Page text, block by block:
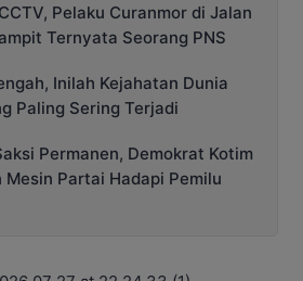
Pelaku Curanmor di Jalan
Ternyata Seorang PNS
Inilah Kejahatan Dunia
Paling Sering Terjadi
Permanen, Demokrat Kotim
Mesin Partai Hadapi Pemilu